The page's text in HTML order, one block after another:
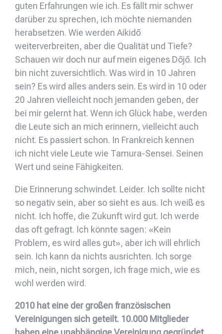
guten Erfahrungen wie ich. Es fällt mir schwer
darüber zu sprechen, ich möchte niemanden
herabsetzen. Wie werden Aikidō
weiterverbreiten, aber die Qualität und Tiefe?
Schauen wir doch nur auf mein eigenes Dōjō. Ich
bin nicht zuversichtlich. Was wird in 10 Jahren
sein? Es wird alles anders sein. Es wird in 10 oder
20 Jahren vielleicht noch jemanden geben, der
bei mir gelernt hat. Wenn ich Glück habe, werden
die Leute sich an mich erinnern, vielleicht auch
nicht. Es passiert schon. In Frankreich kennen
ich nicht viele Leute wie Tamura-Sensei. Seinen
Wert und seine Fähigkeiten.
Die Erinnerung schwindet. Leider. Ich sollte nicht
so negativ sein, aber so sieht es aus. Ich weiß es
nicht. Ich hoffe, die Zukunft wird gut. Ich werde
das oft gefragt. Ich könnte sagen: «Kein
Problem, es wird alles gut», aber ich will ehrlich
sein. Ich kann da nichts ausrichten. Ich sorge
mich, nein, nicht sorgen, ich frage mich, wie es
wohl werden wird.
2010 hat eine der großen französischen
Vereinigungen sich geteilt. 10.000 Mitglieder